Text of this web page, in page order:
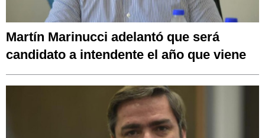
Martín Marinucci adelantó que será
candidato a intendente el año que viene